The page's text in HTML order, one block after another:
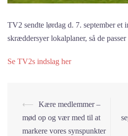
TV2 sendte lørdag d. 7. september et
skræddersyer lokalplaner, så de
Se TV2s indslag her
Post
navigation
⟵
Kære medlemmer –
mød op og vær med til at
markere vores synspunkter